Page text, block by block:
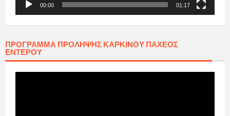
00:00 01:17
ΠΡΟΓΡΑΜΜΑ ΠΡΟΛΗΨΗΣ ΚΑΡΚΙΝΟΥ ΠΑΧΕΟΣ
ΕΝΤΕΡΟΥ